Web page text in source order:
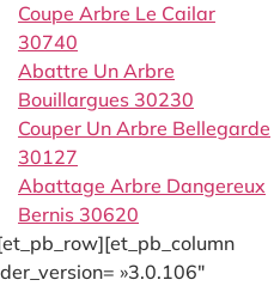
Coupe Arbre Le Cailar
30740
Abattre Un Arbre
Bouillargues 30230
Couper Un Arbre Bellegarde
30127
Abattage Arbre Dangereux
Bernis 30620
»3.0.106″